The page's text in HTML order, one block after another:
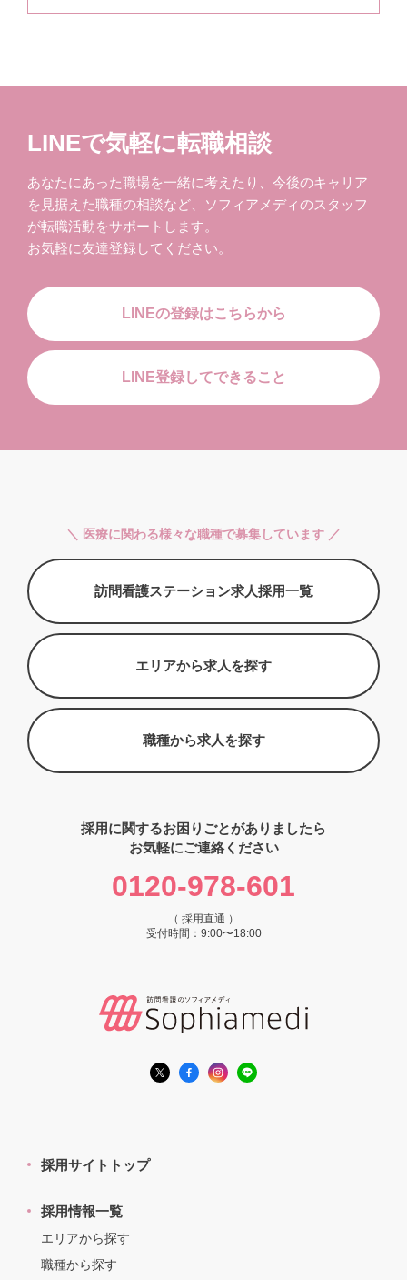
LINEで気軽に転職相談
あなたにあった職場を一緒に考えたり、今後のキャリア
を見据えた職種の相談など、ソフィアメディのスタッフ
が転職活動をサポートします。
お気軽に友達登録してください。
LINEの登録はこちらから
LINE登録してできること
＼ 医療に関わる様々な職種で募集しています ／
訪問看護ステーション求人採用一覧
エリアから求人を探す
職種から求人を探す
採用に関するお困りごとがありましたら
お気軽にご連絡ください
0120-978-601
（ 採用直通 ）
受付時間：9:00〜18:00
採用サイトトップ
採用情報一覧
エリアから探す
職種から探す